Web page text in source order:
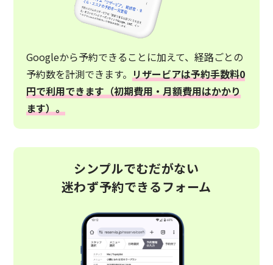
Googleから予約できることに加えて、経路ごとの
予約数を計測できます。 リザービアは予約手数料0
円で利用できます（初期費用・月額費用はかかり
ます）。
シンプルでむだがない
迷わず予約できるフォーム